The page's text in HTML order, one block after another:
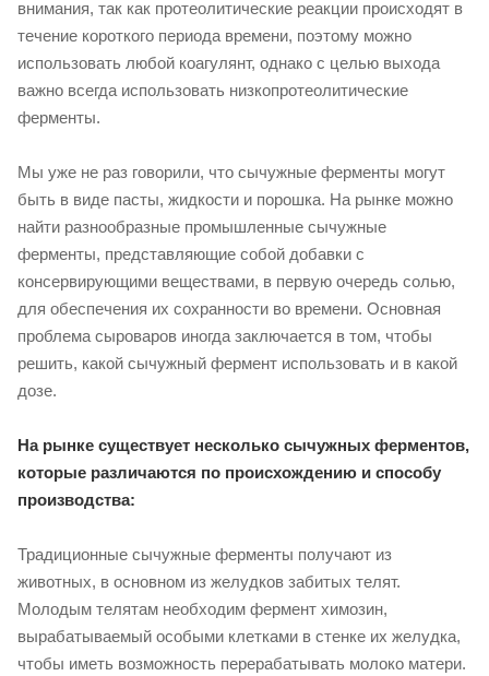
внимания, так как протеолитические реакции происходят в
течение короткого периода времени, поэтому можно
использовать любой коагулянт, однако с целью выхода
важно всегда использовать низкопротеолитические
ферменты.
Мы уже не раз говорили, что сычужные ферменты могут
быть в виде пасты, жидкости и порошка. На рынке можно
найти разнообразные промышленные сычужные
ферменты, представляющие собой добавки с
консервирующими веществами, в первую очередь солью,
для обеспечения их сохранности во времени. Основная
проблема сыроваров иногда заключается в том, чтобы
решить, какой сычужный фермент использовать и в какой
дозе.
На рынке существует несколько сычужных ферментов,
которые различаются по происхождению и способу
производства:
Традиционные сычужные ферменты получают из
животных, в основном из желудков забитых телят.
Молодым телятам необходим фермент химозин,
вырабатываемый особыми клетками в стенке их желудка,
чтобы иметь возможность перерабатывать молоко матери.